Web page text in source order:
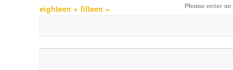
Please enter
eighteen + fifteen =